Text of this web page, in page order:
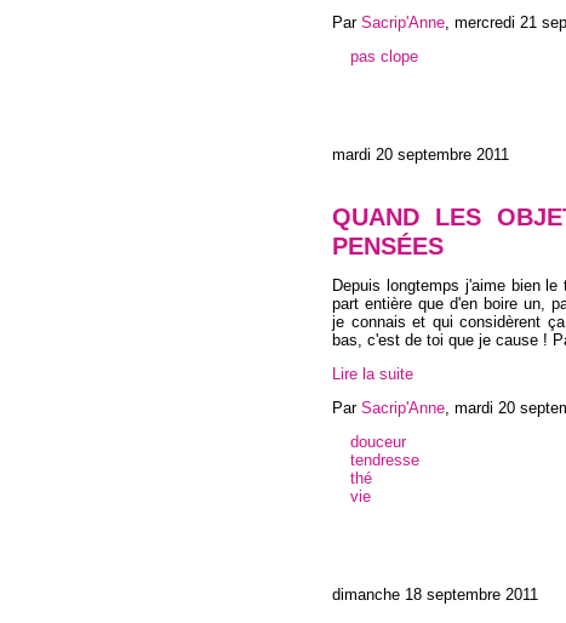
Par Sacrip'Anne, mercredi 21
pas clope
mardi 20 septembre 2011
QUAND LES
PENSÉES
Depuis longtemps j'aime bien
part entière que d'en boire un,
je connais et qui considèrent
bas, c'est de toi que je cause !
Lire la suite
Par Sacrip'Anne mardi 20
douceur
tendresse
thé
vie
dimanche 18 septembre 2011